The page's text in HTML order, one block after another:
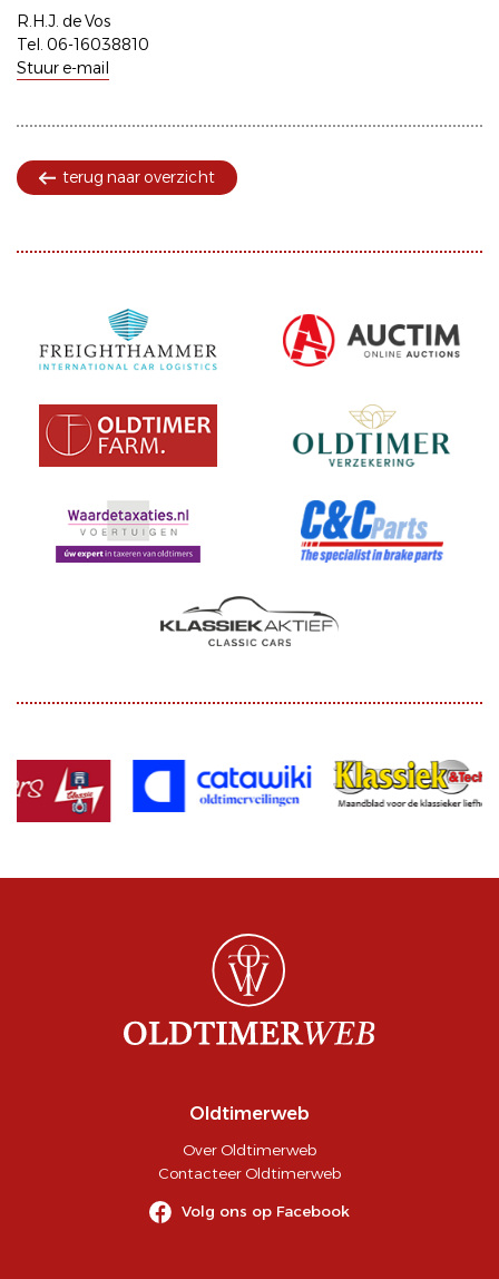
R.H.J. de Vos
Tel. 06-16038810
Stuur e-mail
terug naar overzicht
Oldtimerweb
Over Oldtimerweb
Contacteer Oldtimerweb
Volg ons op Facebook